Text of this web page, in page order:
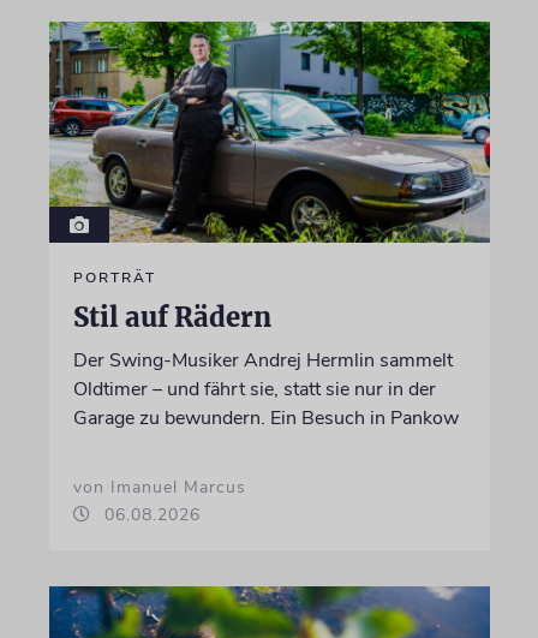
PORTRÄT
Stil auf Rädern
Der Swing-Musiker Andrej Hermlin sammelt
Oldtimer – und fährt sie, statt sie nur in der
Garage zu bewundern. Ein Besuch in Pankow
von Imanuel Marcus
06.08.2026